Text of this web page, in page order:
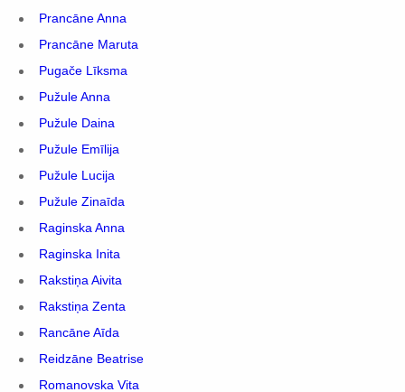
Prancāne Anna
Prancāne Maruta
Pugače Līksma
Pužule Anna
Pužule Daina
Pužule Emīlija
Pužule Lucija
Pužule Zinaīda
Raginska Anna
Raginska Inita
Rakstiņa Aivita
Rakstiņa Zenta
Rancāne Aīda
Reidzāne Beatrise
Romanovska Vita